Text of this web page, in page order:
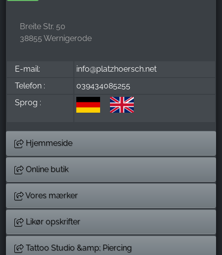
Breite Str. 50
38855 Wernigerode
E-mail:
info@platzhoersch.net
Telefon :
039434085255
Sprog :
Hjemmeside
Online butik
Vores mærker
Likør opskrifter
Tattoo Studio &amp; Piercing